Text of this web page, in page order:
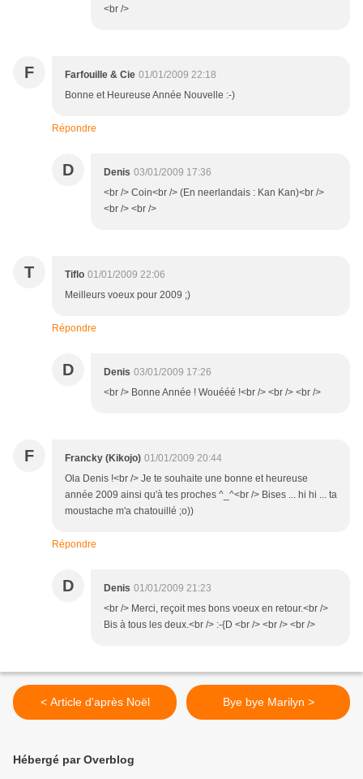
<br />
F Farfouille & Cie 01/01/2009 22:18
Bonne et Heureuse Année Nouvelle :-)
Répondre
D Denis 03/01/2009 17:36
<br /> Coin<br /> (En neerlandais : Kan Kan)<br />
<br /> <br />
T Tiflo 01/01/2009 22:06
Meilleurs voeux pour 2009 ;)
Répondre
D Denis 03/01/2009 17:26
<br /> Bonne Année ! Wouééé !<br /> <br /> <br />
F Francky (Kikojo) 01/01/2009 20:44
Ola Denis !<br /> Je te souhaite une bonne et heureuse
année 2009 ainsi qu'à tes proches ^_^<br /> Bises ... hi hi ... ta
moustache m'a chatouillé ;o))
Répondre
D Denis 01/01/2009 21:23
<br /> Merci, reçoit mes bons voeux en retour.<br />
Bis à tous les deux.<br /> :-{D <br /> <br /> <br />
< Article d'après Noël Bye bye Marilyn >
Hébergé par Overblog